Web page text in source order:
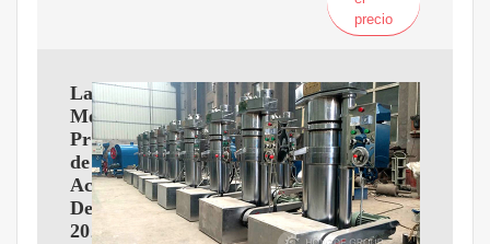
precio
Las
Mejores
Prensas
de
Aceite
De
2025